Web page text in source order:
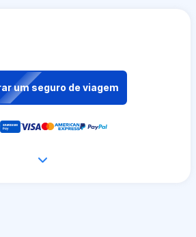
um seguro de viagem